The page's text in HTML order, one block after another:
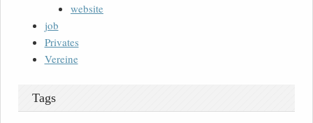
website
job
Privates
Vereine
Tags